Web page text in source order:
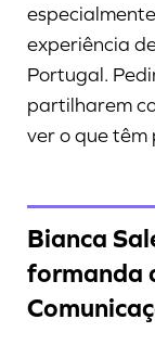
experiência
Portugal.
partilharem
ver o que têm
Bianca
formanda